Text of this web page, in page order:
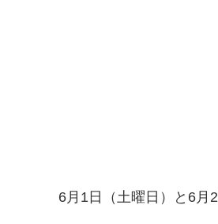
6月1日（土曜日）と6月